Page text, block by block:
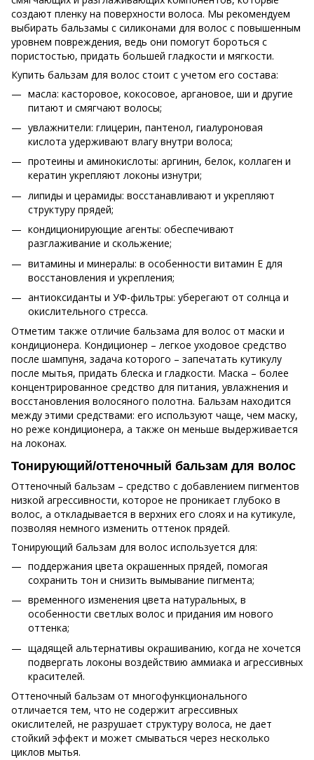
создают пленку на поверхности волоса. Мы рекомендуем
выбирать бальзамы с силиконами для волос с повышенным
уровнем повреждения, ведь они помогут бороться с
пористостью, придать большей гладкости и мягкости.
Купить бальзам для волос стоит с учетом его состава:
масла: касторовое, кокосовое, аргановое, ши и другие
питают и смягчают волосы;
увлажнители: глицерин, пантенол, гиалуроновая
кислота удерживают влагу внутри волоса;
протеины и аминокислоты: аргинин, белок, коллаген и
кератин укрепляют локоны изнутри;
липиды и церамиды: восстанавливают и укрепляют
структуру прядей;
кондиционирующие агенты: обеспечивают
разглаживание и скольжение;
витамины и минералы: в особенности витамин Е для
восстановления и укрепления;
антиоксиданты и УФ-фильтры: уберегают от солнца и
окислительного стресса.
Отметим также отличие бальзама для волос от маски и
кондиционера. Кондиционер – легкое уходовое средство
после шампуня, задача которого – запечатать кутикулу
после мытья, придать блеска и гладкости. Маска – более
концентрированное средство для питания, увлажнения и
восстановления волосяного полотна. Бальзам находится
между этими средствами: его используют чаще, чем маску,
но реже кондиционера, а также он меньше выдерживается
на локонах.
Тонирующий/оттеночный бальзам для волос
Оттеночный бальзам – средство с добавлением пигментов
низкой агрессивности, которое не проникает глубоко в
волос, а откладывается в верхних его слоях и на кутикуле,
позволяя немного изменить оттенок прядей.
Тонирующий бальзам для волос используется для:
поддержания цвета окрашенных прядей, помогая
сохранить тон и снизить вымывание пигмента;
временного изменения цвета натуральных, в
особенности светлых волос и придания им нового
оттенка;
щадящей альтернативы окрашиванию, когда не хочется
подвергать локоны воздействию аммиака и агрессивных
красителей.
Оттеночный бальзам от многофункционального
отличается тем, что не содержит агрессивных
окислителей, не разрушает структуру волоса, не дает
стойкий эффект и может смываться через несколько
циклов мытья.